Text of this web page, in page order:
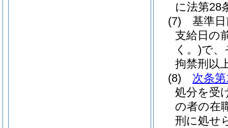
に法第28
(7)
基準
支給日の
く。)で、
拘禁刑以
(8)
次条
処分を受
の者の在
刑に処せ